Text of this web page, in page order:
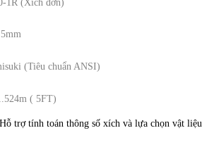
(Tiêu chuẩn ANSI)
( 5FT)
Hỗ trợ tính toán thông số xích và lựa chọn vật liệu